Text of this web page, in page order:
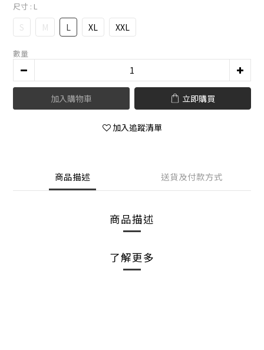
尺寸 : L
S M L XL XXL
數量
加入購物車 立即購買
加入追蹤清單
商品描述 送貨及付款方式
商品描述
了解更多